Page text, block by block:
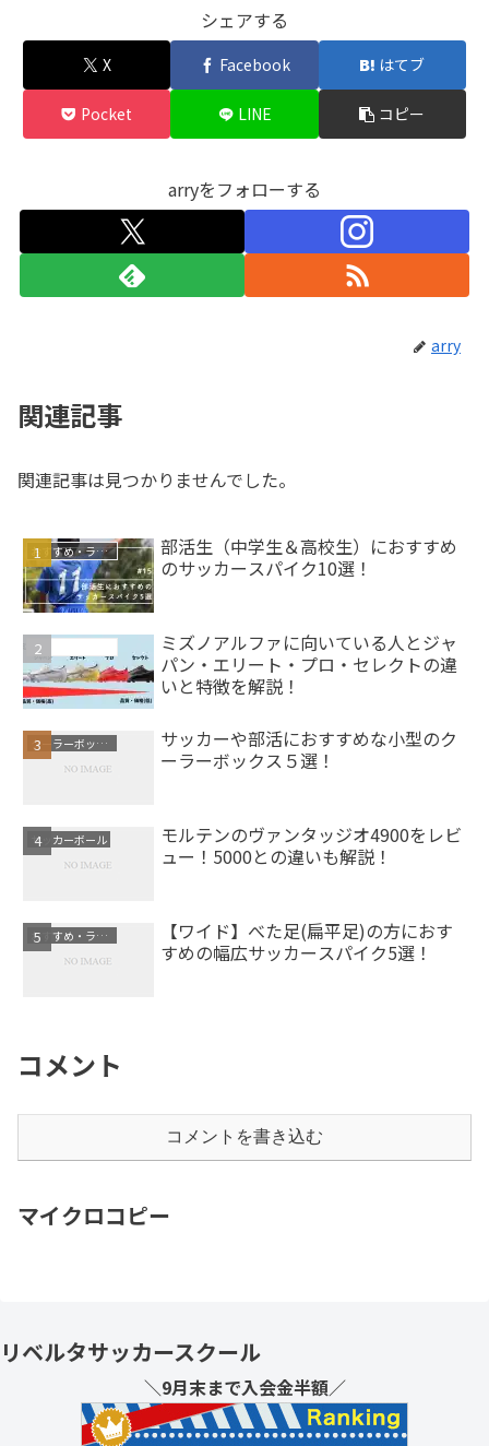
シェアする
X Facebook はてブ
Pocket LINE コピー
arryをフォローする
arry
関連記事
関連記事は見つかりませんでした。
おすすめ・ランキング
部活生（中学生＆高校生）におすすめ
のサッカースパイク10選！
ミズノアルファに向いている人とジャ
パン・エリート・プロ・セレクトの違
いと特徴を解説！
クーラーボックス
サッカーや部活におすすめな小型のク
ーラーボックス５選！
サッカーボール
モルテンのヴァンタッジオ4900をレビ
ュー！5000との違いも解説！
おすすめ・ランキング
【ワイド】べた足(扁平足)の方におす
すめの幅広サッカースパイク5選！
コメント
コメントを書き込む
マイクロコピー
リベルタサッカースクール
＼9月末まで入会金半額／